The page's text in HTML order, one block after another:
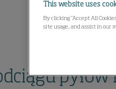
This website uses
By clicking “Accept All
site usage, and assist in our